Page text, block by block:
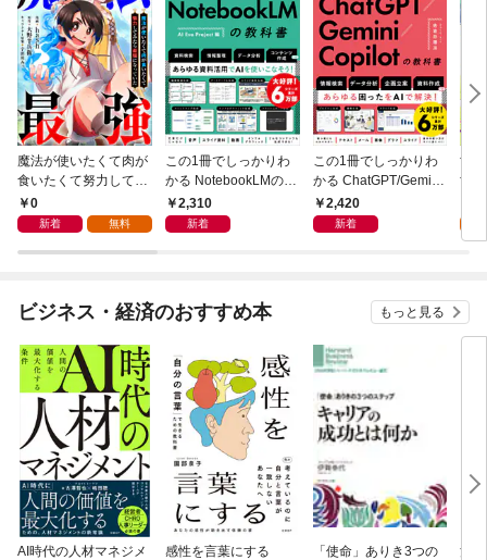
魔法が使いたくて肉が
食いたくて努力してみ
たら最強になっていた
【分冊版】（コミッ
0
新着 無料
この1冊でしっかりわ
かる NotebookLMの教
科書2,310
新着
この1冊でしっかりわ
かる ChatGPT/Gemini/
Copilotの教科書
2,420
新着
世
世
版
話
ビジネス・経済のおすすめ本 もっと見る
AI時代の人材マネジメ
感性を言葉にする
「使命」ありき3つの
決